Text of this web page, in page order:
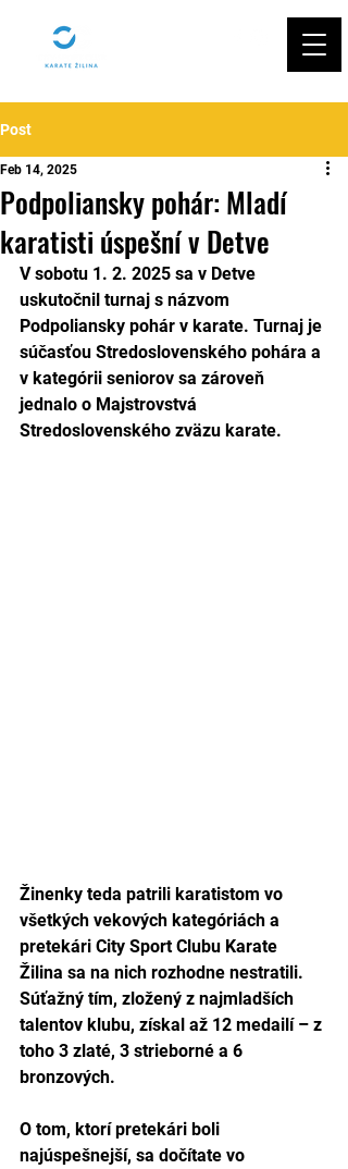
Post
Podpoliansky pohár: Mladí
karatisti úspešní v Detve
Feb 14, 2025
V sobotu 1. 2. 2025 sa v Detve
uskutočnil turnaj s názvom
Podpoliansky pohár v karate. Turnaj je
súčasťou Stredoslovenského pohára a
v kategórii seniorov sa zároveň
jednalo o Majstrovstvá
Stredoslovenského zväzu karate.
Žinenky teda patrili karatistom vo
všetkých vekových kategóriách a
pretekári City Sport Clubu Karate
Žilina sa na nich rozhodne nestratili.
Súťažný tím, zložený z najmladších
talentov klubu, získal až 12 medailí – z
toho 3 zlaté, 3 strieborné a 6
bronzových.
O tom, ktorí pretekári boli
najúspešnejší, sa dočítate vo